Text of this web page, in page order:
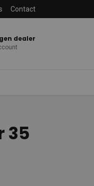
Contact
dealer
35